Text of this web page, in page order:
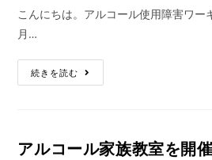
こんにちは。アルコール使用障害ワー
月…
続きを読む
アルコール家族教室を開